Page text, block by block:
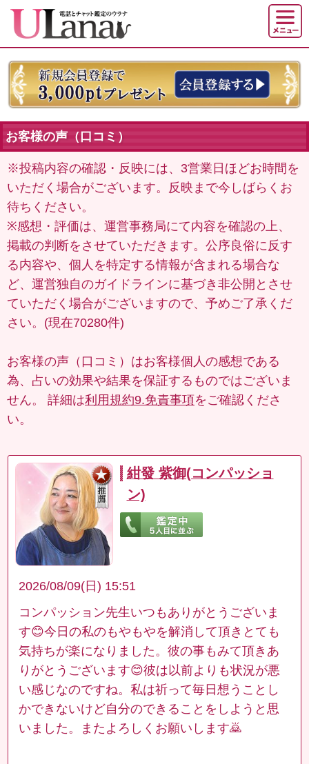
お客様の声（口コミ）
※投稿内容の確認・反映には、3営業日ほどお時間を
いただく場合がございます。反映まで今しばらくお
待ちください。
※感想・評価は、運営事務局にて内容を確認の上、
掲載の判断をさせていただきます。公序良俗に反す
る内容や、個人を特定する情報が含まれる場合な
ど、運営独自のガイドラインに基づき非公開とさせ
ていただく場合がございますので、予めご了承くだ
さい。(現在70280件)
お客様の声（口コミ）はお客様個人の感想である
為、占いの効果や結果を保証するものではございま
せん。 詳細は利用規約9.免責事項をご確認くださ
い。
紺發 紫御(コンパッショ
ン)
2026/08/09(日) 15:51
コンパッション先生いつもありがとうございま
す😊今日の私のもやもやを解消して頂きとても
気持ちが楽になりました。彼の事もみて頂きあ
りがとうございます😊彼は以前よりも状況が悪
い感じなのですね。私は祈って毎日想うことし
かできないけど自分のできることをしようと思
いました。またよろしくお願いします🙇